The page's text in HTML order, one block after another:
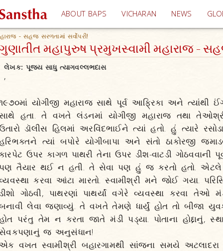
ABOUT BAPS VICHARAN (current)
NEWS
- સહજ સરળતામાં સર્વોપરી!
ગુણાતીત મહાપુરુષ પ્રમુખસ્વામી મહારાજ -
લેખક: પૂજ્ય સાધુ ત્યાગવલ્લભદાસ
,
યોગીજી મહારાજ સાથે પૂર્વ આફ્રિકા અને ત્યાંથી
હતા. તે વખતે લંડનમાં યોગીજી મહારાજ તથા
ડૉલીસ હિલમાં અરવિંદભાઈને ત્યાં હતો. હું ત્યારે
ત્યાં બપોરે યોગીબાપા અને સંતો ઠાકોરજી
ઉપર કાગળ પાથરી તેના ઉપર ડીશ-વાટડી ગોઠવવાની
તૈયાર થઈ ન હતી. તે સેવા પણ હું જ કરતો હતો. એટલે
કરવા આંટા મારતો. સ્વામીશ્રી મને જોઈ ગયા.
ગોઠવી, પાથરણાં પાથર્યાં વગેરે વ્યવસ્થા કરવા
લેવા જણાવ્યું. તે વખતે તેમણે ધાર્યું હોત તો બીજા
પરંતુ તેમ ન કરતા જાતે મંડી પડ્યા. પોતાના
જ અનુસંધાન!
વખત સ્વામીશ્રી બહારગામથી સાંજના સમયે અટલાદરા